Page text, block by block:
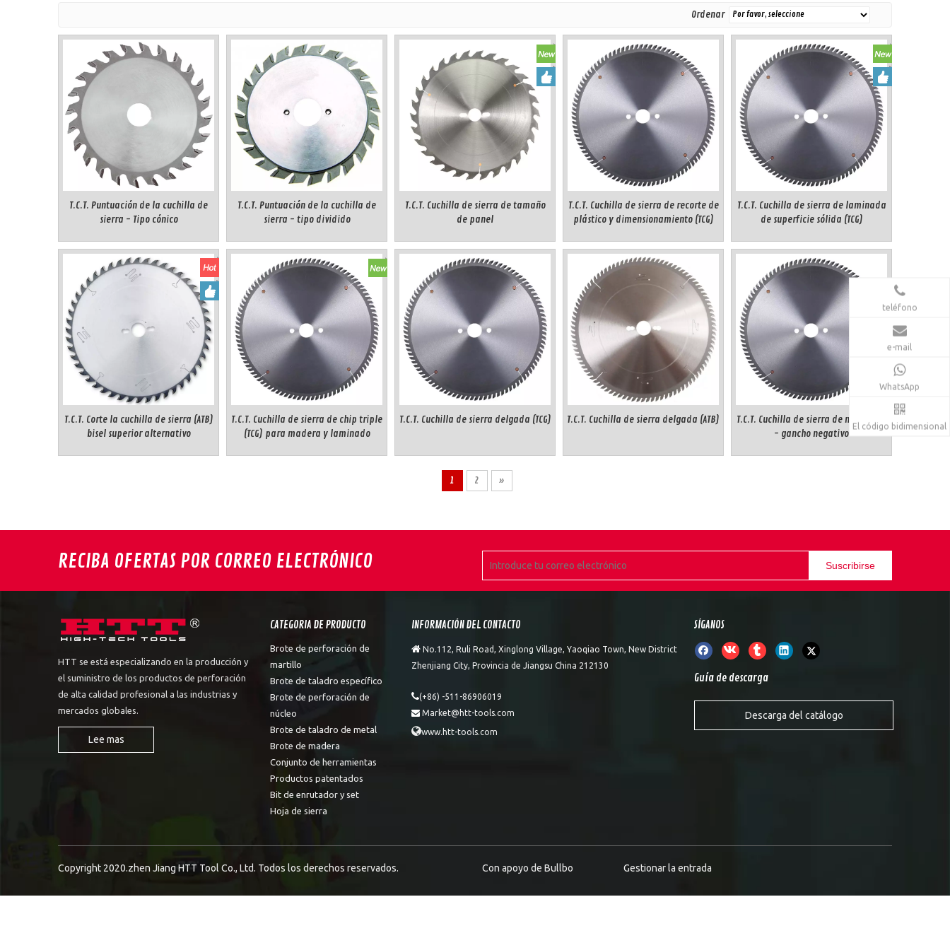
Ordenar
T.C.T. Puntuación de la cuchilla de
sierra - Tipo cónico
T.C.T. Puntuación de la cuchilla de
sierra - tipo dividido
T.C.T. Cuchilla de sierra de tamaño
de panel
T.C.T. Cuchilla de sierra de recorte de
plástico y dimensionamiento (TCG)
T.C.T. Cuchilla de sierra de laminada
de superficie sólida (TCG)
T.C.T. Corte la cuchilla de sierra (ATB)
bisel superior alternativo
T.C.T. Cuchilla de sierra de chip triple
(TCG) para madera y laminado
T.C.T. Cuchilla de sierra delgada (TCG) T.C.T. Cuchilla de sierra delgada (ATB)
T.C.T. Cuchilla de sierra de melamina
- gancho negativo
1 2 »
RECIBA OFERTAS POR CORREO ELECTRÓNICO Suscribirse
HTT se está especializando en la producción y
el suministro de los productos de perforación
de alta calidad profesional a las industrias y
mercados globales.
Lee mas
CATEGORIA DE PRODUCTO
Brote de perforación de
martillo
Brote de taladro específico
Brote de perforación de
núcleo
Brote de taladro de metal
Brote de madera
Conjunto de herramientas
Productos patentados
Bit de enrutador y set
Hoja de sierra
INFORMACIÓN DEL CONTACTO
 No.112, Ruli Road, Xinglong Village, Yaoqiao Town, New District
Zhenjiang City, Provincia de Jiangsu China 212130
(+86) -511-86906019
 Market@htt-tools.com
www.htt-tools.com
SÍGANOS
Guía de descarga
Descarga del catálogo
teléfono
e-mail
WhatsApp
El código bidimensional
Copyright 2020.zhen Jiang HTT Tool Co., Ltd. Todos los derechos reservados. Con apoyo de Bullbo Gestionar la entrada